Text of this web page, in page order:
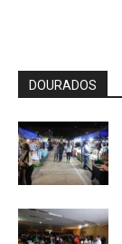
DOURADOS